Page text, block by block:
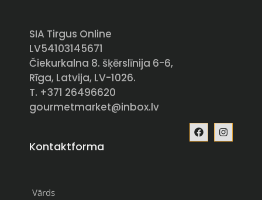
SIA Tirgus Online
LV54103145671
Čiekurkalna 8. šķērslīnija 6-6,
Rīga, Latvija, LV-1026.
T. +371 26496620
gourmetmarket@inbox.lv
Kontaktforma